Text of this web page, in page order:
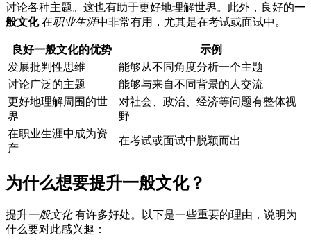
讨论各种主题。这也有助于更好地理解世界。此外，良好的一
般文化在职业生涯中非常有用，尤其是在考试或面试中。
良好一般文化的优势
示例
发展批判性思维
能够从不同角度分析一个主题
讨论广泛的主题
能够与来自不同背景的人交流
更好地理解周围的世
界
对社会、政治、经济等问题有整体视
野
在职业生涯中成为资
产
在考试或面试中脱颖而出
为什么想要提升一般文化？
提升一般文化有许多好处。以下是一些重要的理由，说明为
什么要对此感兴趣：